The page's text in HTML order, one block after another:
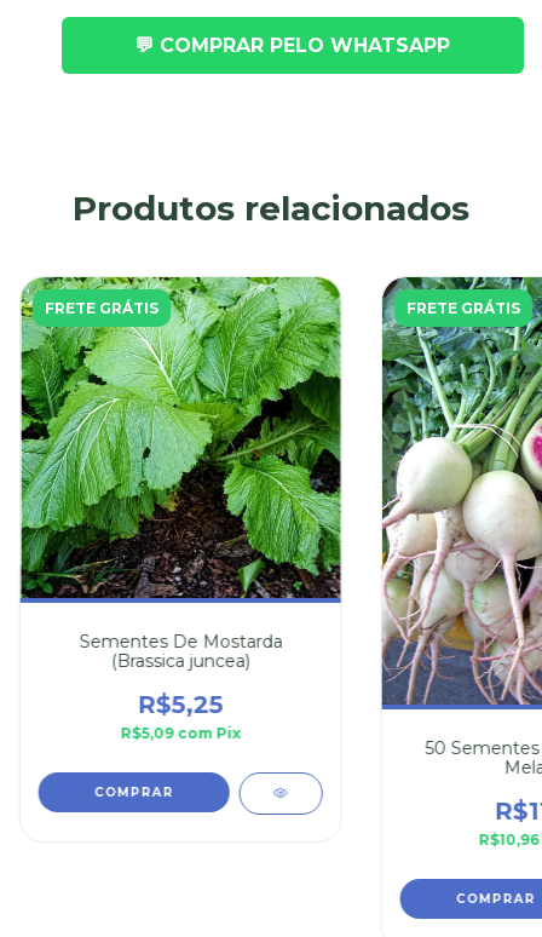
💬 COMPRAR PELO WHATSAPP
Produtos relacionados
FRETE GRÁTIS
Sementes De Mostarda
(Brassica juncea)
R$5,25
R$5,09 com Pix
COMPRAR
FRETE GRÁTIS
50
R$10,96